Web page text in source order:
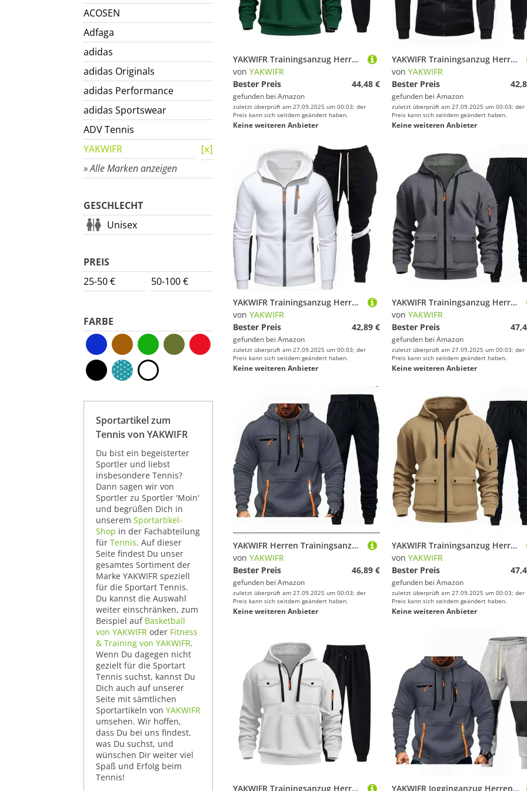
ACOSEN
Adfaga
adidas
adidas Originals
adidas Performance
adidas Sportswear
ADV Tennis
YAKWIFR
» Alle Marken anzeigen
GESCHLECHT
Unisex
PREIS
25-50 €
50-100 €
FARBE
Sportartikel zum
Tennis von YAKWIFR
Du bist ein begeisterter
Sportler und liebst
insbesondere Tennis?
Dann sagen wir von
Sportler zu Sportler 'Moin'
und begrüßen Dich in
unserem Sportartikel-
Shop in der Fachabteilung
für Tennis. Auf dieser
Seite findest Du unser
gesamtes Sortiment der
Marke YAKWIFR speziell
für die Sportart Tennis.
Du kannst die Auswahl
weiter einschränken, zum
Beispiel auf Basketball
von YAKWIFR oder Fitness
& Training von YAKWIFR.
Wenn Du dagegen nicht
gezielt für die Sportart
Tennis suchst, kannst Du
Dich auch auf unserer
Seite mit sämtlichen
Sportartikeln von YAKWIFR
umsehen. Wir hoffen,
dass Du bei uns findest,
was Du suchst, und
wünschen Dir weiter viel
Spaß und Erfolg beim
Tennis!
YAKWIFR Trainingsanzug Herren 2 Teiliges Sportanzuge Jogging Anzug Set Baggy Hoodies Mit Hose Sport Fitness Gym Freizeitanzug Streetwear Herbst Winter Green,XL
von YAKWIFR
Bester Preis
44,48 €
gefunden bei Amazon
zuletzt überprüft am 27.09.2025 um 00:03; der
Preis kann sich seitdem geändert haben.
Keine weiteren Anbieter
YAKWIFR Trainingsanzug Herren Sweatshirt-Set Fitness Baumwolle Freizeitanzug Bequemer Streatwear Sweatjacke Sporthose Herbst-/Wintergeschenk Black,L
von YAKWIFR
Bester Preis
gefunden bei Amazon
zuletzt überprüft am 27.09.2025 um 00:03; der
Preis kann sich seitdem geändert haben.
Keine weiteren Anbieter
YAKWIFR Trainingsanzug Herren Sweatshirt-Set Fitness Baumwolle Freizeitanzug Bequemer Streatwear Sweatjacke Sporthose Herbst-/WintergeschenkWhite,M
von YAKWIFR
Bester Preis
42,89 €
gefunden bei Amazon
zuletzt überprüft am 27.09.2025 um 00:03; der
Preis kann sich seitdem geändert haben.
Keine weiteren Anbieter
YAKWIFR Trainingsanzug Herren Jogginganzug Y2K Baumwolle Hoodies Und Sporthose Mit Kordelzug Und Reißverschluss, Herbst Winter Halloween Streetwear Grey 01,L
von YAKWIFR
Bester Preis
gefunden bei Amazon
zuletzt überprüft am 27.09.2025 um 00:03; der
Preis kann sich seitdem geändert haben.
Keine weiteren Anbieter
YAKWIFR Herren Trainingsanzuge Sportanzuge Sport Fitness Gym Freizeitanzug Herbst Winter Hoodies Mit Hose 2 Teiliges Jogginganzug Halloween/Weihnachten/Geschenk Grey,XL
von YAKWIFR
Bester Preis
46,89 €
gefunden bei Amazon
zuletzt überprüft am 27.09.2025 um 00:03; der
Preis kann sich seitdem geändert haben.
Keine weiteren Anbieter
YAKWIFR Trainingsanzug Herren Jogginganzug Y2K Baumwolle Hoodies Und Sporthose Mit Kordelzug Und Reißverschluss, Herbst Winter Halloween Streetwear Brown,3XL
von YAKWIFR
Bester Preis
gefunden bei Amazon
zuletzt überprüft am 27.09.2025 um 00:03; der
Preis kann sich seitdem geändert haben.
Keine weiteren Anbieter
YAKWIFR Trainingsanzug Herren 2 Teiliges Sportanzuge Jogging Anzug Set Baggy Hoodies Mit Hose Sport Fitness Gym Freizeitanzug Streetwear Herbst Winter White,M YAKWIFR Jogginganzug Herren - Y2K Baumwolle Trainingsanzug - Hoodies Und Hose - Mit Taschen Und Reißverschluss - Herbst Winter - Sport Fitness Gym Streetwear Freizeitanzug Grey,XL